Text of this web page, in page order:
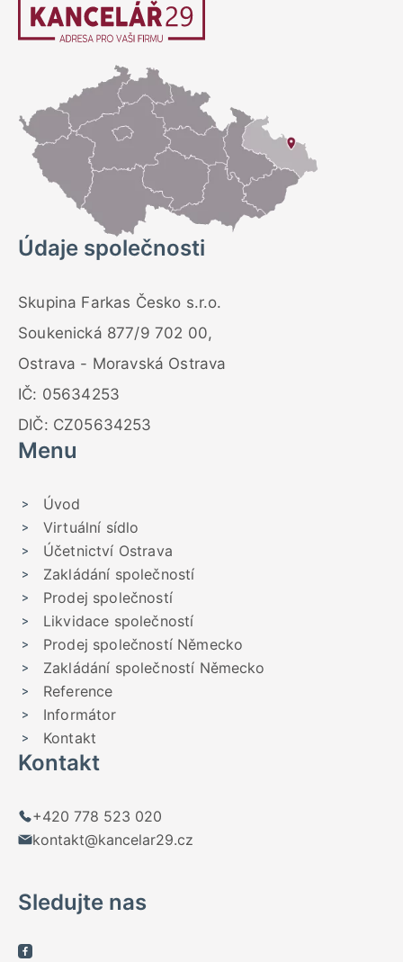
Údaje společnosti
Skupina Farkas Česko s.r.o.
Soukenická 877/9 702 00,
Ostrava - Moravská Ostrava
IČ: 05634253
DIČ: CZ05634253
Menu
Úvod
Virtuální sídlo
Účetnictví Ostrava
Zakládání společností
Prodej společností
Likvidace společností
Prodej společností Německo
Zakládání společností Německo
Reference
Informátor
Kontakt
Kontakt
+420 778 523 020
kontakt@kancelar29.cz
Sledujte nas